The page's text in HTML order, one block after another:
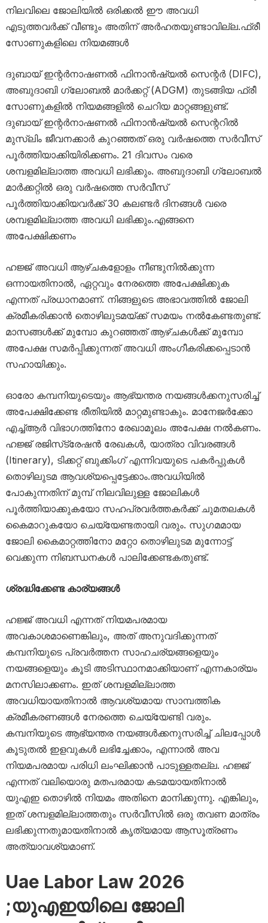
നിലവിലെ ജോലിയിൽ ഒരിക്കൽ ഈ അവധി
എടുത്തവർക്ക് വീണ്ടും അതിന് അർഹതയുണ്ടാവില്ല.ഫ്രീ
സോണുകളിലെ നിയമങ്ങൾ
ദുബായ് ഇന്റർനാഷണൽ ഫിനാൻഷ്യൽ സെന്റർ (DIFC),
അബുദാബി ഗ്ലോബൽ മാർക്കറ്റ് (ADGM) തുടങ്ങിയ ഫ്രീ
സോണുകളിൽ നിയമങ്ങളിൽ ചെറിയ മാറ്റങ്ങളുണ്ട്.
ദുബായ് ഇന്റർനാഷണൽ ഫിനാൻഷ്യൽ സെന്ററിൽ
മുസ്ലിം ജീവനക്കാർ കുറഞ്ഞത് ഒരു വർഷത്തെ സർവീസ്
പൂർത്തിയാക്കിയിരിക്കണം. 21 ദിവസം വരെ
ശമ്പളമില്ലാത്ത അവധി ലഭിക്കും. അബുദാബി ഗ്ലോബൽ
മാർക്കറ്റിൽ ഒരു വർഷത്തെ സർവീസ്
പൂർത്തിയാക്കിയവർക്ക് 30 കലണ്ടർ ദിനങ്ങൾ വരെ
ശമ്പളമില്ലാത്ത അവധി ലഭിക്കും.എങ്ങനെ
അപേക്ഷിക്കണം
ഹജ്ജ് അവധി ആഴ്ചകളോളം നീണ്ടുനിൽക്കുന്ന
ഒന്നായതിനാൽ, ഏറ്റവും നേരത്തെ അപേക്ഷിക്കുക
എന്നത് പ്രധാനമാണ്. നിങ്ങളുടെ അഭാവത്തിൽ ജോലി
ക്രമീകരിക്കാൻ തൊഴിലുടമയ്ക്ക് സമയം നൽകേണ്ടതുണ്ട്.
മാസങ്ങൾക്ക് മുമ്പോ കുറഞ്ഞത് ആഴ്ചകൾക്ക് മുമ്പോ
അപേക്ഷ സമർപ്പിക്കുന്നത് അവധി അംഗീകരിക്കപ്പെടാൻ
സഹായിക്കും.
ഓരോ കമ്പനിയുടെയും ആഭ്യന്തര നയങ്ങൾക്കനുസരിച്ച്
അപേക്ഷിക്കേണ്ട രീതിയിൽ മാറ്റമുണ്ടാകും. മാനേജർക്കോ
എച്ച്ആർ വിഭാഗത്തിനോ രേഖാമൂലം അപേക്ഷ നൽകണം.
ഹജ്ജ് രജിസ്‌ട്രേഷൻ രേഖകൾ, യാത്രാ വിവരങ്ങൾ
(Itinerary), ടിക്കറ്റ് ബുക്കിംഗ് എന്നിവയുടെ പകർപ്പുകൾ
തൊഴിലുടമ ആവശ്യപ്പെട്ടേക്കാം.അവധിയിൽ
പോകുന്നതിന് മുമ്പ് നിലവിലുള്ള ജോലികൾ
പൂർത്തിയാക്കുകയോ സഹപ്രവർത്തകർക്ക് ചുമതലകൾ
കൈമാറുകയോ ചെയ്യേണ്ടതായി വരും. സുഗമമായ
ജോലി കൈമാറ്റത്തിനോ മറ്റോ തൊഴിലുടമ മുന്നോട്ട്
വെക്കുന്ന നിബന്ധനകൾ പാലിക്കേണ്ടകതുണ്ട്.
ശ്രദ്ധിക്കേണ്ട കാര്യങ്ങൾ
ഹജ്ജ് അവധി എന്നത് നിയമപരമായ
അവകാശമാണെങ്കിലും, അത് അനുവദിക്കുന്നത്
കമ്പനിയുടെ പ്രവർത്തന സാഹചര്യങ്ങളെയും
നയങ്ങളെയും കൂടി അടിസ്ഥാനമാക്കിയാണ് എന്നകാര്യം
മനസിലാക്കണം. ഇത് ശമ്പളമില്ലാത്ത
അവധിയായതിനാൽ ആവശ്യമായ സാമ്പത്തിക
ക്രമീകരണങ്ങൾ നേരത്തെ ചെയ്യേണ്ടി വരും.
കമ്പനിയുടെ ആഭ്യന്തര നയങ്ങൾക്കനുസരിച്ച് ചിലപ്പോൾ
കൂടുതൽ ഇളവുകൾ ലഭിച്ചേക്കാം, എന്നാൽ അവ
നിയമപരമായ പരിധി ലംഘിക്കാൻ പാടുള്ളതല്ല. ഹജ്ജ്
എന്നത് വലിയൊരു മതപരമായ കടമയായതിനാൽ
യുഎഇ തൊഴിൽ നിയമം അതിനെ മാനിക്കുന്നു. എങ്കിലും,
ഇത് ശമ്പളമില്ലാത്തതും സർവീസിൽ ഒരു തവണ മാത്രം
ലഭിക്കുന്നതുമായതിനാൽ കൃത്യമായ ആസൂത്രണം
അത്യാവശ്യമാണ്.
Uae Labor Law 2026
;യുഎഇയിലെ ജോലി